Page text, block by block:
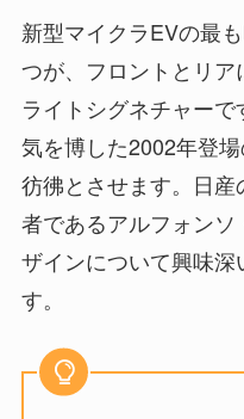
新型マイクラEVの最
つが、フロントとリ
ライトシグネチャー
気を博した2002年登
彷彿とさせます。日
者であるアルフォン
ザインについて興味深
す。